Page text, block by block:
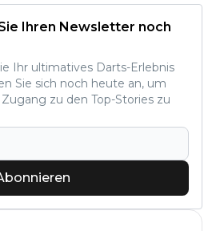
Ihren Newsletter noch
Ihr ultimatives Darts-Erlebnis
Sie sich noch heute an, um
zu den Top-Stories zu